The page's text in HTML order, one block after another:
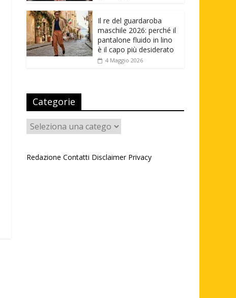
Il re del guardaroba
maschile 2026: perché il
pantalone fluido in lino
è il capo più desiderato
4 Maggio 2026
Categorie
Categorie
Redazione Contatti Disclaimer Privacy